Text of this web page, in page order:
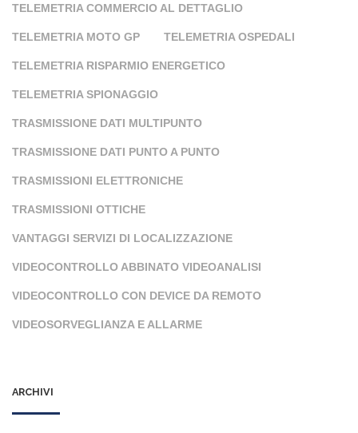
TELEMETRIA COMMERCIO AL DETTAGLIO
TELEMETRIA MOTO GP TELEMETRIA OSPEDALI
TELEMETRIA RISPARMIO ENERGETICO
TELEMETRIA SPIONAGGIO
TRASMISSIONE DATI MULTIPUNTO
TRASMISSIONE DATI PUNTO A PUNTO
TRASMISSIONI ELETTRONICHE
TRASMISSIONI OTTICHE
VANTAGGI SERVIZI DI LOCALIZZAZIONE
VIDEOCONTROLLO ABBINATO VIDEOANALISI
VIDEOCONTROLLO CON DEVICE DA REMOTO
VIDEOSORVEGLIANZA E ALLARME
ARCHIVI